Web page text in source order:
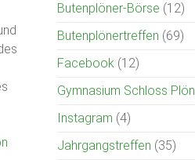
Butenplöner-Börse (12)
Butenplönertreffen (69)
Facebook (12)
Gymnasium Schloss Plön
Instagram (4)
Jahrgangstreffen (35)